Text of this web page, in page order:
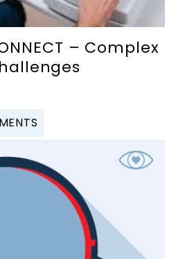
– Complex